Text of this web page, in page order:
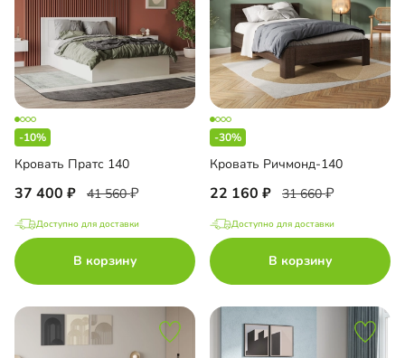
-10%
Кровать Пратс 140
37 400 41 560
Доступно для доставки
В корзину
-30%
Кровать Ричмонд-140
22 160 31 660
Доступно для доставки
В корзину